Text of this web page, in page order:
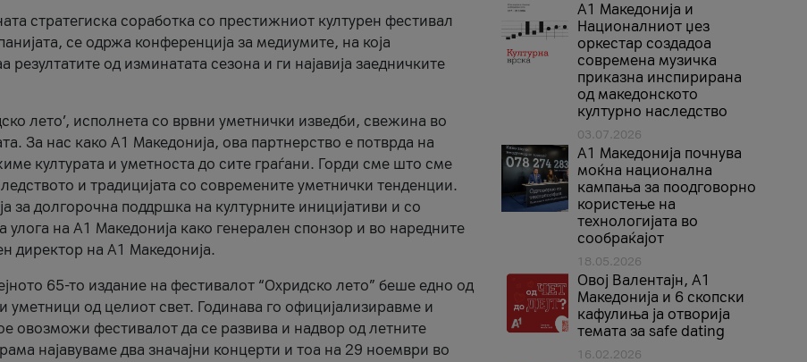
стратегиска соработка со престижниот културен фестивал
се одржа конференција за медиумите, на која
од изминатата сезона и ги најавија заедничките
лето’, исполнета со врвни уметнички изведби, свежина во
За нас како A1 Македонија, ова партнерство е потврда на
културата и уметноста до сите граѓани. Горди сме што сме
и традицијата со современите уметнички тенденции.
за долгорочна поддршка на културните иницијативи и со
улога на A1 Македонија како генерален спонзор и во наредните
директор на A1 Македонија.
65-то издание на фестивалот “Охридско лето” беше едно од
уметници од целиот свет. Годинава го официјализиравме и
овозможи фестивалот да се развива и надвор од летните
најавуваме два значајни концерти и тоа на 29 ноември во
А1 Македонија и
Националниот џез
оркестар создадоа
современа музичка
приказна инспирирана
од македонското
културно наследство
03.07.2026
A1 Македонија почнува
моќна национална
кампања за поодговорно
користење на
технологијата во
сообраќајот
18.05.2026
Овој Валентајн, A1
Македонија и 6 скопски
кафулиња ја отворија
темата за safe dating
16.02.2026